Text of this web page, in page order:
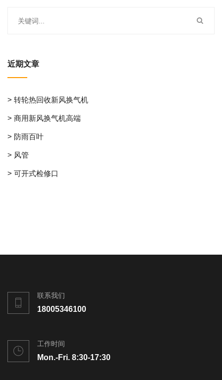
近期文章
> 转轮热回收新风换气机
> 商用新风换气机高端
> 防雨百叶
> 风管
> 可开式检修口
联系我们
18005346100
工作时间
Mon.-Fri. 8:30-17:30